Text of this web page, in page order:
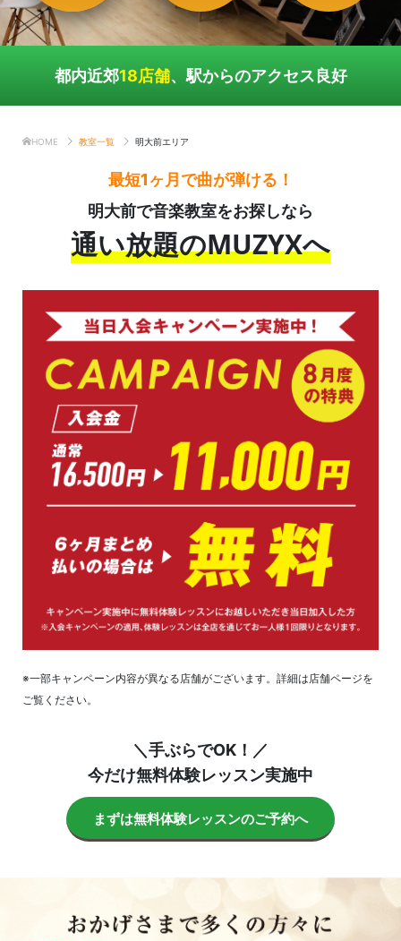
都内近郊18店舗、駅からのアクセス良好
HOME 教室一覧 明大前エリア
最短1ヶ月で曲が弾ける！
明大前で音楽教室をお探しなら
通い放題のMUZYXへ
※一部キャンペーン内容が異なる店舗がございます。詳細は店舗ページを
ご覧ください。
＼手ぶらでOK！／
今だけ無料体験レッスン実施中
まずは無料体験レッスンのご予約へ